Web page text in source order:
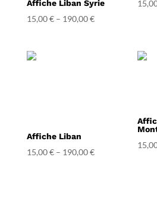
Affiche Liban Syrie
15,00€– 190,00€
Affiche Liban
15,00€– 190,00€